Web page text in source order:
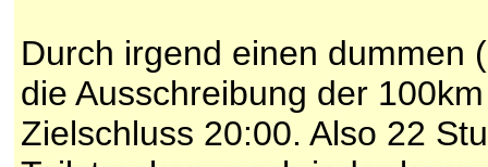
Durch irgend einen dummen
die Ausschreibung der
Zielschluss 20:00. Also 22